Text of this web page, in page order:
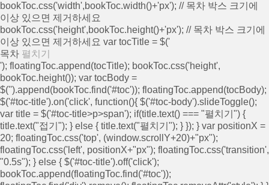
bookToc.css('width',bookToc.width()+'px'); // 목차 박스 크기에
이상 있으면 제거하세요
bookToc.css('height',bookToc.height()+'px'); // 목차 박스 크기에
이상 있으면 제거하세요 var tocTitle = $('
목차 펼치기
'); floatingToc.append(tocTitle); bookToc.css('height',
bookToc.height()); var tocBody =
$('').append(bookToc.find('#toc')); floatingToc.append(tocBody);
$('#toc-title').on('click', function(){ $('#toc-body').slideToggle();
var title = $('#toc-title>p>span'); if(title.text() === "펼치기") {
title.text("접기"); } else { title.text("펼치기"); } }); } var positionX =
20; floatingToc.css('top', (window.scrollY+20)+"px");
floatingToc.css('left', positionX+"px"); floatingToc.css('transition',
"0.5s"); } else { $('#toc-title').off('click');
bookToc.append(floatingToc.find('#toc'));